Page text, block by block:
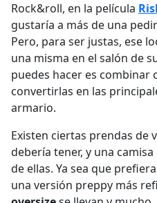
Rock&roll, en la película
gustaría a más de una
Pero, para ser justas, ese
una misma en el salón de
puedes hacer es combinar
convertirlas en las
armario.
Existen ciertas prendas de
debería tener, y una
de ellas. Ya sea que
una versión preppy más